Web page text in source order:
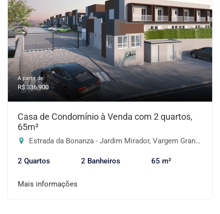
A partir de:
R$ 336.900
Casa de Condomínio à Venda com 2 quartos,
65m²
Estrada da Bonanza - Jardim Mirador, Vargem Grande Paulista-SP
2 Quartos 2 Banheiros 65 m²
Mais informações